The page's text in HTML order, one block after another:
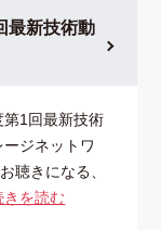
最新技術動
1回最新技術
ジネットワ
聴きになる、
を読む